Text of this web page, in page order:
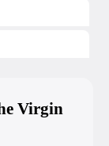
Virgin